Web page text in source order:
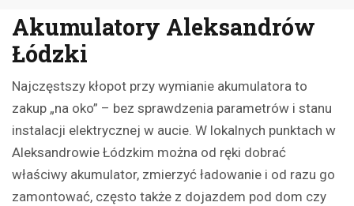
Akumulatory Aleksandrów
Łódzki
Najczęstszy kłopot przy wymianie akumulatora to
zakup „na oko” – bez sprawdzenia parametrów i stanu
instalacji elektrycznej w aucie. W lokalnych punktach w
Aleksandrowie Łódzkim można od ręki dobrać
właściwy akumulator, zmierzyć ładowanie i od razu go
zamontować, często także z dojazdem pod dom czy